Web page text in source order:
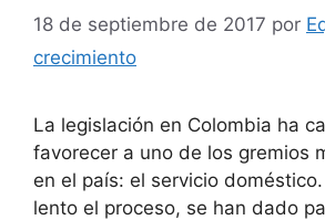
18 de septiembre de 2017 por
crecimiento
La legislación en Colombia ha
favorecer a uno de los gremios
en el país: el servicio
lento el proceso, se han dado